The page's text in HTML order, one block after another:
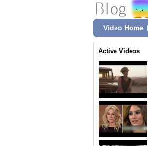
Video Home
Active Videos